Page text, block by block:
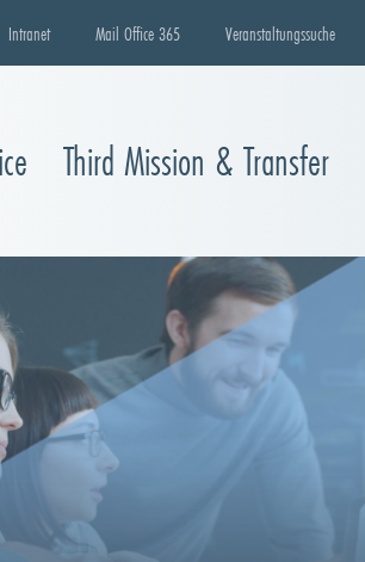
Intranet Mail Office 365 Veranstaltungssuche
Third Mission & Transfer